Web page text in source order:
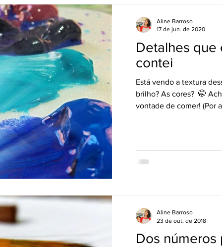
Detalhes que
contei
Está vendo a textura
brilho? As cores?⁣ ⁣ 🤭
vontade de comer! (Por
Aline Barroso
17 de jun. de 2020
Dos números
Aline Barroso
23 de out. de 2018